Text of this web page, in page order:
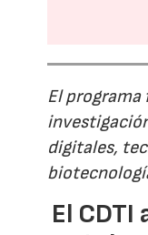
El
digitales,
El